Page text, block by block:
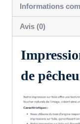
Informations
Avis (0)
de